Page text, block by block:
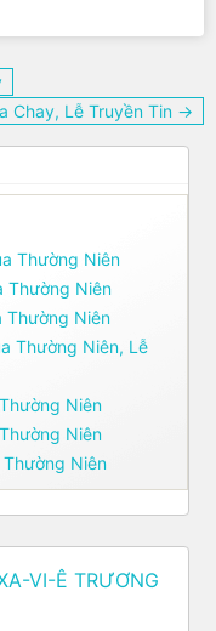
Chay, Lễ Truyền Tin →
Thường Niên
Thường Niên
Thường Niên
Thường Niên, Lễ
Niên
Niên
Niên